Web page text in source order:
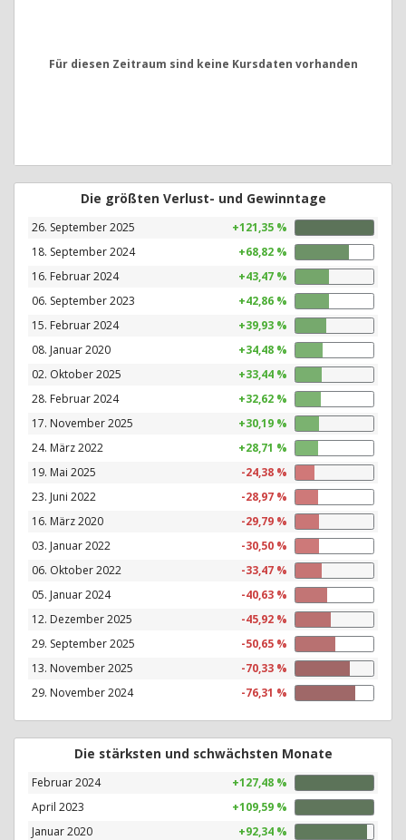
Für diesen Zeitraum sind keine Kursdaten vorhanden
Die größten Verlust- und Gewinntage
26. September 2025
+121,35 %
18. September 2024
+68,82 %
16. Februar 2024
+43,47 %
06. September 2023
+42,86 %
15. Februar 2024
+39,93 %
08. Januar 2020
+34,48 %
02. Oktober 2025
+33,44 %
28. Februar 2024
+32,62 %
17. November 2025
+30,19 %
24. März 2022
+28,71 %
19. Mai 2025
-24,38 %
23. Juni 2022
-28,97 %
16. März 2020
-29,79 %
03. Januar 2022
-30,50 %
06. Oktober 2022
-33,47 %
05. Januar 2024
-40,63 %
12. Dezember 2025
-45,92 %
29. September 2025
-50,65 %
13. November 2025
-70,33 %
29. November 2024
-76,31 %
Die stärksten und schwächsten Monate
Februar 2024
+127,48 %
April 2023
+109,59 %
Januar 2020
+92,34 %